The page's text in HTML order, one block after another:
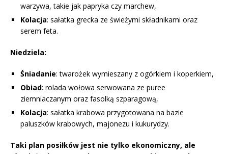
warzywa, takie jak papryka czy marchew,
Kolacja: sałatka grecka ze świeżymi składnikami oraz
serem feta.
Niedziela:
Śniadanie: twarożek wymieszany z ogórkiem i koperkiem,
Obiad: rolada wołowa serwowana ze puree
ziemniaczanym oraz fasolką szparagową,
Kolacja: sałatka krabowa przygotowana na bazie
paluszków krabowych, majonezu i kukurydzy.
Taki plan posiłków jest nie tylko ekonomiczny, ale